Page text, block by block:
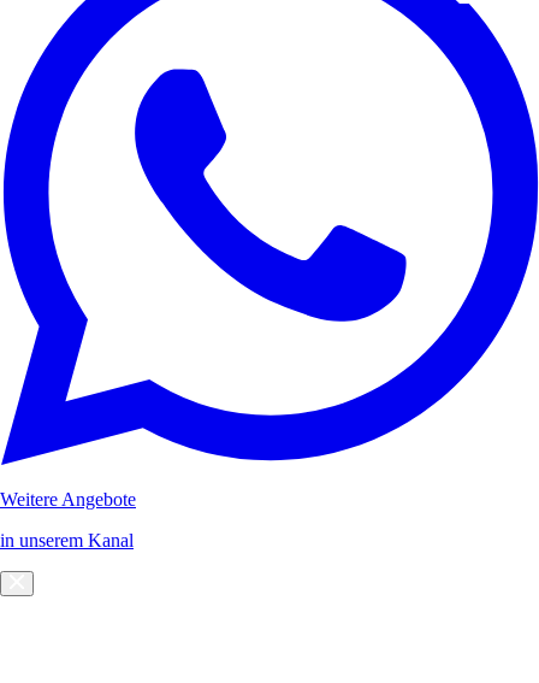
Weitere Angebote
in unserem Kanal